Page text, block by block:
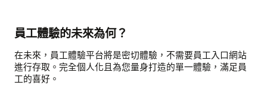
員工體驗的未來為何？
在未來，員工體驗平台將是密切體驗，不需要員工入口網站
進行存取。完全個人化且為您量身打造的單一體驗，滿足員
工的喜好。